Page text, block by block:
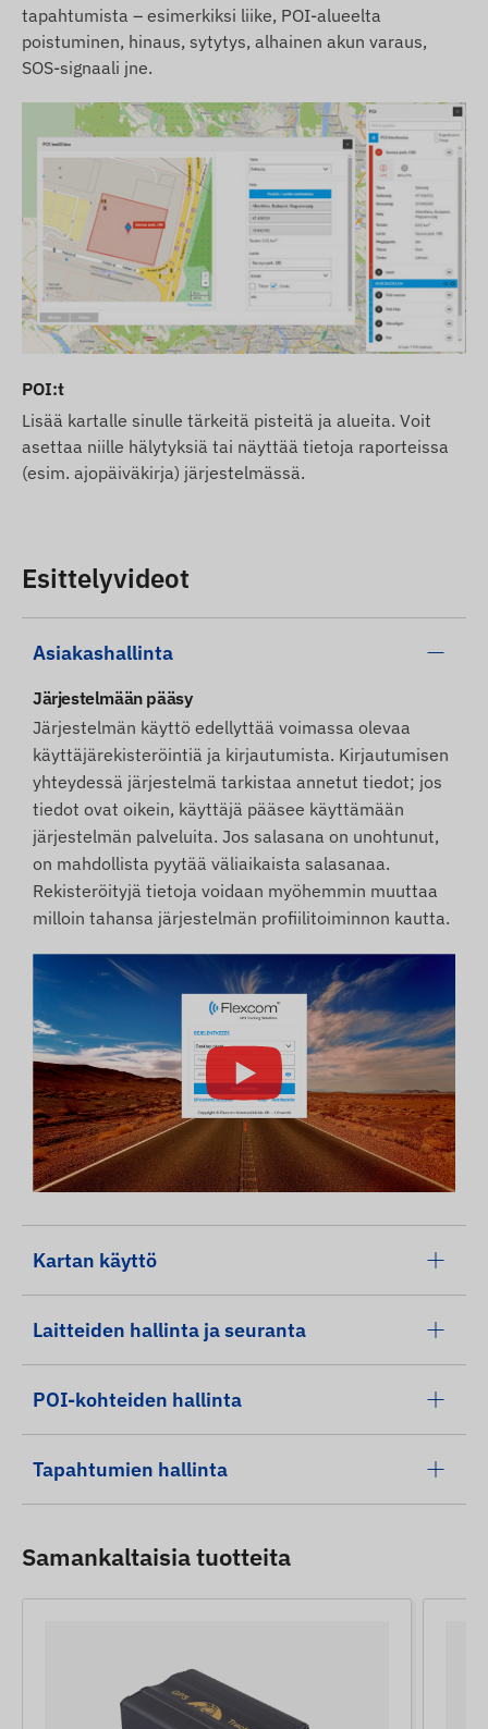
tapahtumista – esimerkiksi liike, POI-alueelta
poistuminen, hinaus, sytytys, alhainen akun varaus,
SOS-signaali jne.
POI:t
Lisää kartalle sinulle tärkeitä pisteitä ja alueita. Voit
asettaa niille hälytyksiä tai näyttää tietoja raporteissa
(esim. ajopäiväkirja) järjestelmässä.
Esittelyvideot
Asiakashallinta
Järjestelmään pääsy
Järjestelmän käyttö edellyttää voimassa olevaa
käyttäjärekisteröintiä ja kirjautumista. Kirjautumisen
yhteydessä järjestelmä tarkistaa annetut tiedot; jos
tiedot ovat oikein, käyttäjä pääsee käyttämään
järjestelmän palveluita. Jos salasana on unohtunut,
on mahdollista pyytää väliaikaista salasanaa.
Rekisteröityjä tietoja voidaan myöhemmin muuttaa
milloin tahansa järjestelmän profiilitoiminnon kautta.
Kartan käyttö
Laitteiden hallinta ja seuranta
POI-kohteiden hallinta
Tapahtumien hallinta
Samankaltaisia ​​tuotteita